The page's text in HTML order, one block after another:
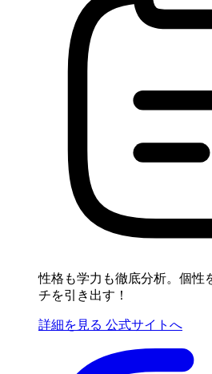
性格も学力も徹底分析。個性
チを引き出す！
詳細を見る 公式サイトへ